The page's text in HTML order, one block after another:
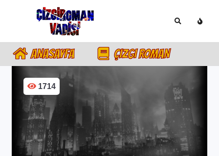
ANASAYFA ÇIZGI ROMAN
1714